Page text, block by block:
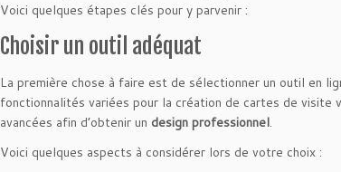
Voici quelques étapes clés pour y parvenir :
Choisir un outil adéquat
La première chose à faire est de sélectionner un outil en
fonctionnalités variées pour la création de cartes de
avancées afin d’obtenir un design professionnel.
Voici quelques aspects à considérer lors de votre choix :